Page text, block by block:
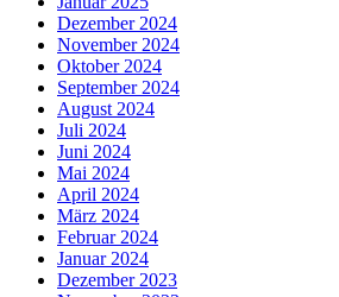
Dezember 2024
November 2024
Oktober 2024
September 2024
August 2024
Juli 2024
Juni 2024
Mai 2024
April 2024
März 2024
Februar 2024
Januar 2024
Dezember 2023